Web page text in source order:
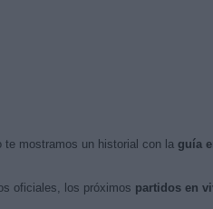
te mostramos un historial con la guía
oficiales, los próximos partidos en